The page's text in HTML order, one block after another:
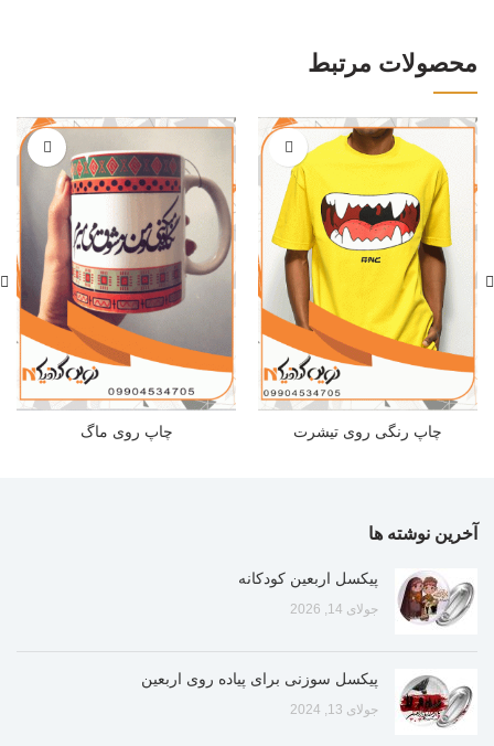
محصولات مرتبط
چاپ رنگی روی تیشرت چاپ روی ماگ
آخرین نوشته ها
پیکسل اربعین کودکانه
جولای 14, 2026
پیکسل سوزنی برای پیاده روی اربعین
جولای 13, 2024